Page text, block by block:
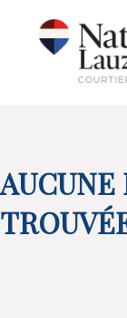
AUCUNE